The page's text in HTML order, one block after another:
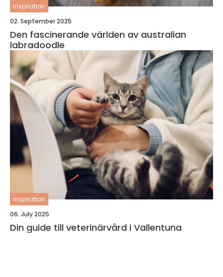
inspiration
02. September 2025
Den fascinerande världen av australian
labradoodle
inspiration
06. July 2025
Din guide till veterinärvård i Vallentuna